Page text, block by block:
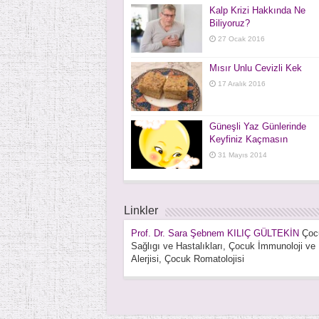
Kalp Krizi Hakkında Ne
Biliyoruz?
27 Ocak 2016
Mısır Unlu Cevizli Kek
17 Aralık 2016
Güneşli Yaz Günlerinde
Keyfiniz Kaçmasın
31 Mayıs 2014
Linkler
Prof. Dr. Sara Şebnem KILIÇ GÜLTEKİN
Sağlıgı ve Hastalıkları, Çocuk İmmunoloji ve
Alerjisi, Çocuk Romatolojisi